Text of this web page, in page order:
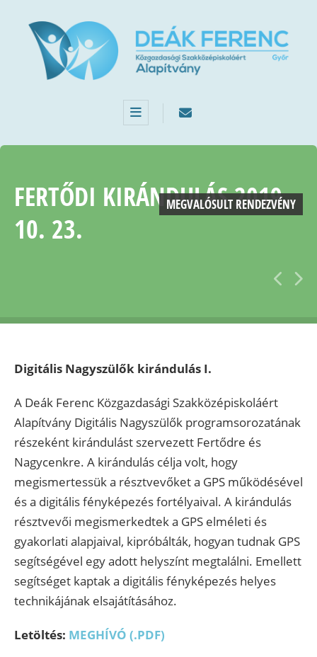
FERTŐDI KIRÁNDULÁS 2019.
10. 23.
MEGVALÓSULT RENDEZVÉNY
Digitális Nagyszülők kirándulás I.
A Deák Ferenc Közgazdasági Szakközépiskoláért
Alapítvány Digitális Nagyszülők programsorozatának
részeként kirándulást szervezett Fertődre és
Nagycenkre. A kirándulás célja volt, hogy
megismertessük a résztvevőket a GPS működésével
és a digitális fényképezés fortélyaival. A kirándulás
résztvevői megismerkedtek a GPS elméleti és
gyakorlati alapjaival, kipróbálták, hogyan tudnak GPS
segítségével egy adott helyszínt megtalálni. Emellett
segítséget kaptak a digitális fényképezés helyes
technikájának elsajátításához.
Letöltés: MEGHÍVÓ (.PDF)